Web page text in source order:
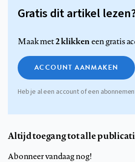
Gratis dit artikel
Maak met2 klikkeneen gratis
ACCOUNT AANMAKEN
Heb je al een account of een
Altijd toegang tot alle
Abonneer vandaag nog!